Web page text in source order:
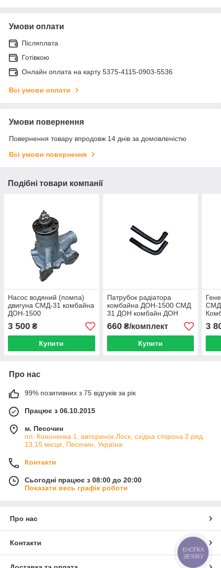
Умови оплати
Післяплата
Готівкою
Онлайн оплата на карту 5375-4115-0903-5536
Всі умови оплати
Умови повернення
Повернення товару впродовж 14 днів за домовленістю
Всі умови повернення
Подібні товари компанії
Насос водяний (помпа)
двигуна СМД-31 комбайна
ДОН-1500
3 500 ₴
Купити
Патрубок радіатора
комбайна ДОН-1500 СМД
31 ДОН комбайн ДОН
660₴/комплект
Купити
3
Про нас
99% позитивних з 75 відгуків за рік
Працює з 06.10.2015
м. Песочин
пл. Кононенка 1, авторинок Лоск, східна сторона 2 ряд
13,15 місце, Песочин, Україна
Контакти
Сьогодні працює з 08:00 до 20:00
Показати весь графік роботи
Про нас
Контакти
КНОПКА
ЗВ'ЯЗКУ